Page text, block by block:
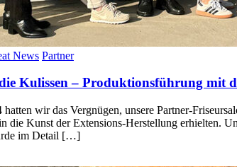
News Partner
Kulissen – Produktionsführung mit
wir das Vergnügen, unsere Partner-
die Kunst der Extensions-Herstellung erhielten.
im Detail […]